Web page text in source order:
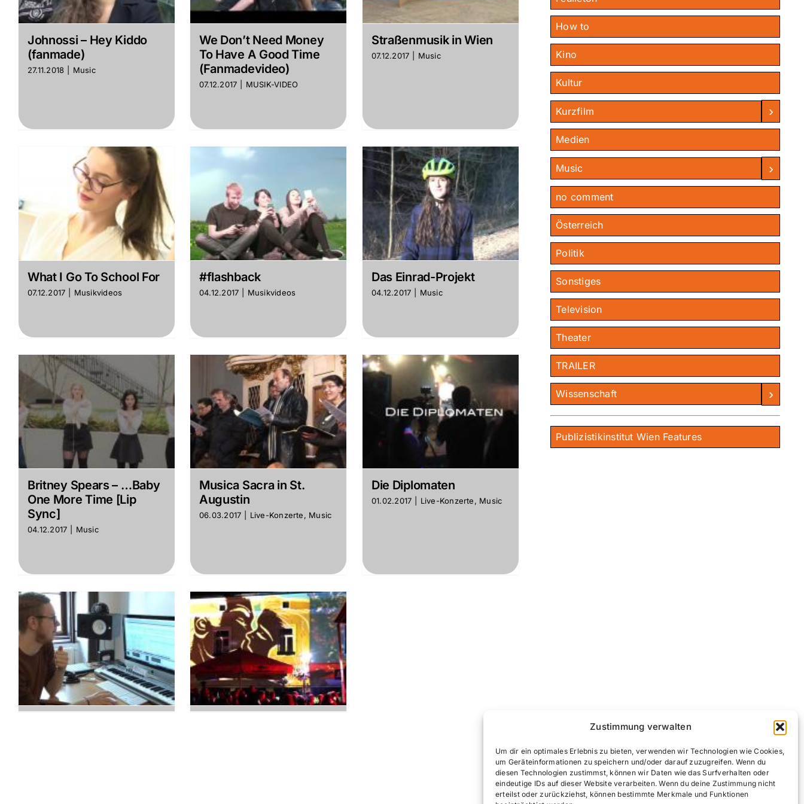
Zustimmung verwalten
Um dir ein optimales Erlebnis zu bieten, verwenden wir Technologien wie Cookies,
um Geräteinformationen zu speichern und/oder darauf zuzugreifen. Wenn du
diesen Technologien zustimmst, können wir Daten wie das Surfverhalten oder
eindeutige IDs auf dieser Website verarbeiten. Wenn du deine Zustimmung nicht
erteilst oder zurückziehst, können bestimmte Merkmale und Funktionen
Johnossi – Hey Kiddo
(fanmade)
27.11.2018 Music
We Don’t Need Money
To Have A Good Time
(Fanmadevideo)
07.12.2017 MUSIK-VIDEO
Straßenmusik in Wien
07.12.2017 Music
What I Go To School For
07.12.2017 Musikvideos
#flashback
04.12.2017 Musikvideos
Das Einrad-Projekt
04.12.2017 Music
Britney Spears – …Baby
One More Time [Lip
Sync]
04.12.2017 Music
Musica Sacra in St.
Augustin
06.03.2017 Live-Konzerte, Music
Die Diplomaten
01.02.2017 Live-Konzerte, Music
How to
Kino
Kultur
Kurzfilm ›
Medien
Music ›
no comment
Österreich
Politik
Sonstiges
Television
Theater
TRAILER
Wissenschaft ›
Publizistikinstitut Wien Features